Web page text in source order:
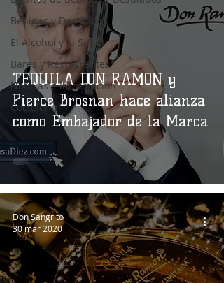
Bebidas y Destilados
El Alcohol y la Salud
Bares y Restaurantes
Noticias e Información
Coctelería
TEQUILA DON RAMON y
Pierce Brosnan hace alianza
como Embajador de la Marca
Don Sangrito
30 mar 2020